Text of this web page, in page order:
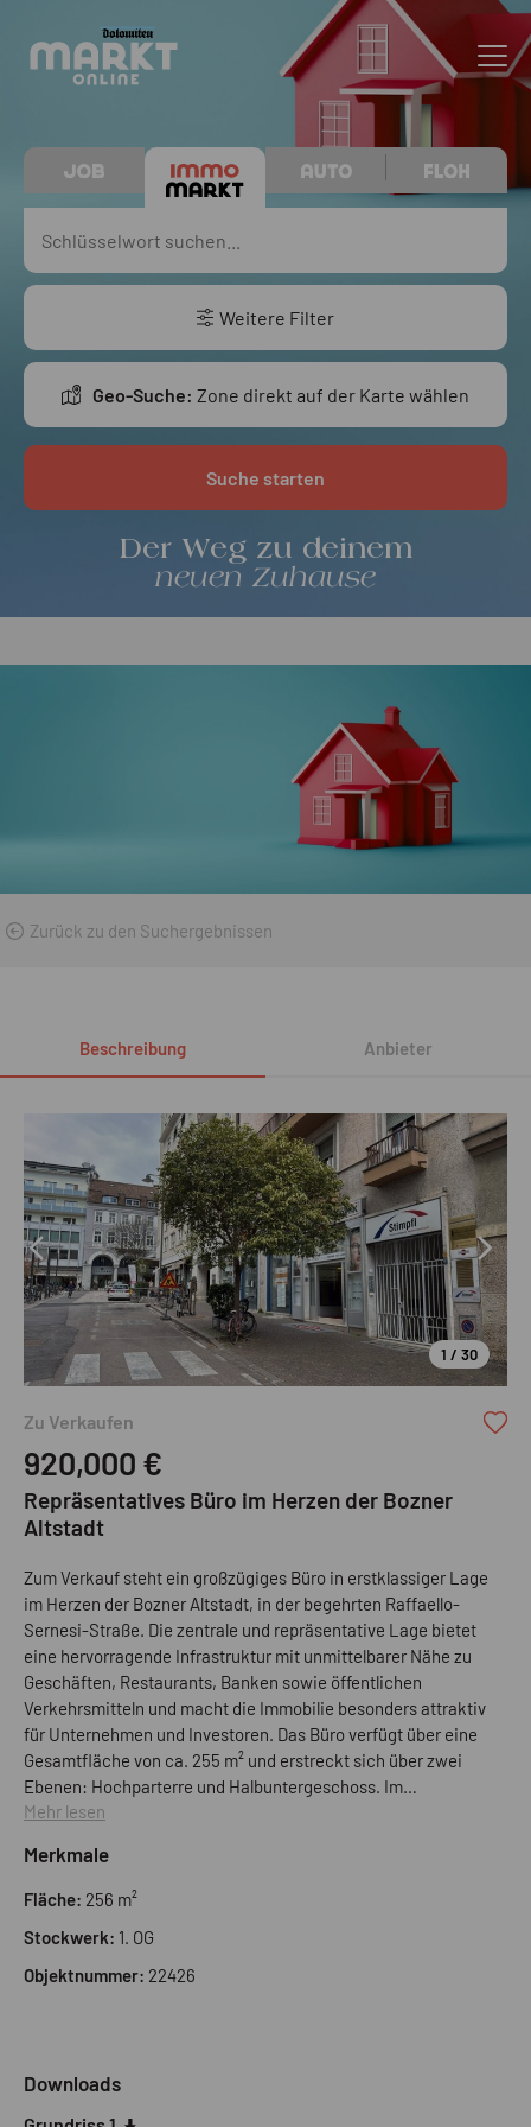
Der Weg zu deinem
neuen Zuhause
Weitere Filter
Geo-Suche: Zone direkt auf der Karte wählen
Suche starten
Zurück zu den Suchergebnissen
Beschreibung Anbieter
1 / 30
Zu Verkaufen
920,000 €
Repräsentatives Büro im Herzen der Bozner
Altstadt
Zum Verkauf steht ein großzügiges Büro in erstklassiger Lage
im Herzen der Bozner Altstadt, in der begehrten Raffaello-
Sernesi-Straße. Die zentrale und repräsentative Lage bietet
eine hervorragende Infrastruktur mit unmittelbarer Nähe zu
Geschäften, Restaurants, Banken sowie öffentlichen
Verkehrsmitteln und macht die Immobilie besonders attraktiv
für Unternehmen und Investoren. Das Büro verfügt über eine
Gesamtfläche von ca. 255 m² und erstreckt sich über zwei
Ebenen: Hochparterre und Halbuntergeschoss. Im
Hochparterre befinden sich 7 Büroräume, die eine flexible
Arbeitsbereiche, Besprechungsräume oder Einzelbüros
eignen. Das Halbuntergeschoss bietet zusätzliche funktionale
einem Serverraum sowie zwei Badezimmern. Diese Ebene
eignet sich perfekt für administrative Tätigkeiten,
erzielt eine Jahresmiete von 39.600 €. Damit stellt diese
Mehr lesen
Merkmale
Fläche: 256 m²
Stockwerk: 1. OG
Objektnummer: 22426
Downloads